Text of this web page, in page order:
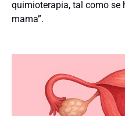
quimioterapia, tal como se
mama”.